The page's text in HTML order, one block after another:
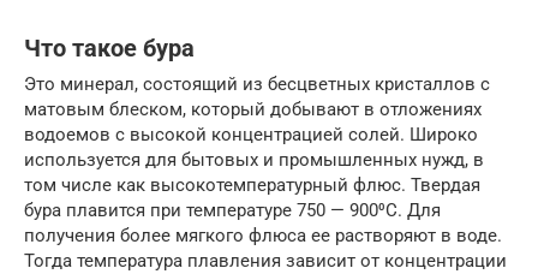
Что такое бура
Это минерал, состоящий из бесцветных кристаллов с
матовым блеском, который добывают в отложениях
водоемов с высокой концентрацией солей. Широко
используется для бытовых и промышленных нужд, в
том числе как высокотемпературный флюс. Твердая
бура плавится при температуре 750 — 900⁰C. Для
получения более мягкого флюса ее растворяют в воде.
Тогда температура плавления зависит от концентрации